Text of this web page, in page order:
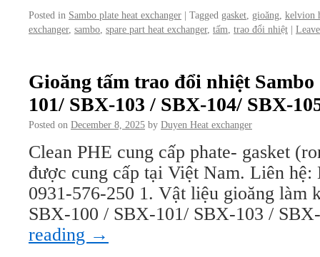
Posted in Sambo plate heat exchanger | Tagged gasket gioăng kelvion
exchanger, sambo spare part heat exchanger, tấm trao đổi nhiệt |
Gioăng tấm trao đổi nhiệt Sambo
101/ SBX-103 / SBX-104/ SBX-
Posted on December 8, 2025 by Duyen Heat exchanger
Clean PHE cung cấp phate- gasket
được cung cấp tại Việt Nam. Liên hệ:
0931-576-250 1. Vật liệu gioăng làm
SBX-100 / SBX-101/ SBX-103 /
reading →